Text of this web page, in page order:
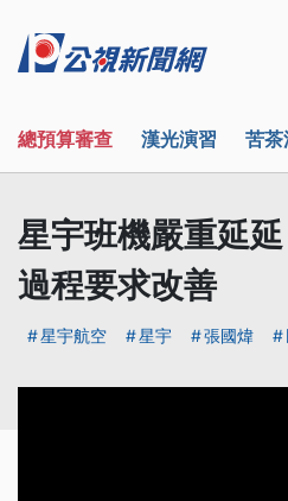
總預算審查 漢光演習 苦茶
星宇班機嚴重延
過程要求改善
星宇航空 星宇 張國煒